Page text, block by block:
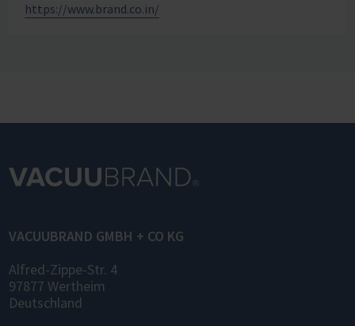
https://www.brand.co.in/
VACUUBRAND GMBH + CO KG
Alfred-Zippe-Str. 4
97877 Wertheim
Deutschland